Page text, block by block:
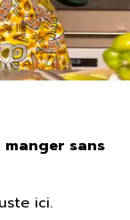
manger sans
ici.